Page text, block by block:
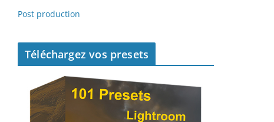
Post production
Téléchargez vos presets